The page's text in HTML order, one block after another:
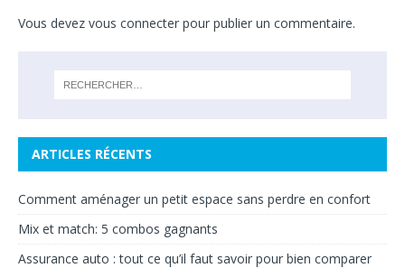
Vous devez vous connecter pour publier un commentaire.
ARTICLES RÉCENTS
Comment aménager un petit espace sans perdre en confort
Mix et match: 5 combos gagnants
Assurance auto : tout ce qu’il faut savoir pour bien comparer